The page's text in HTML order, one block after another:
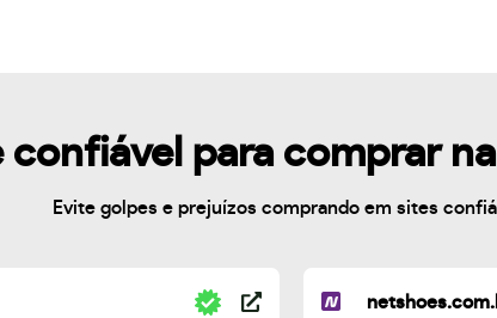
confiável para comprar
Evite golpes e prejuízos comprando em sites